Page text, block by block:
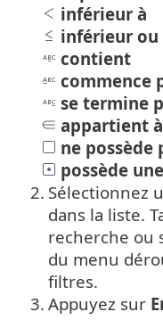
inférieur à
inférieur ou
contient
commence
se termine
appartient à
ne possède
possède
2. Sélectionnez
dans la liste.
recherche ou
du menu
filtres.
3. Appuyez sur